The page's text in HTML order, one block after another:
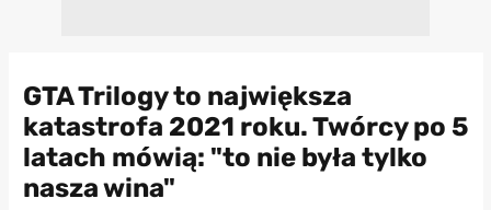
GTA Trilogy to największa
katastrofa 2021 roku. Twórcy po 5
latach mówią: "to nie była tylko
nasza wina"